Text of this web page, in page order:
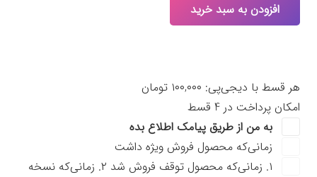
پذیرشافزودن به سبد خرید
هر قسط با دیجی‌پی: ۱۰۰,۰۰۰ تومان
امکان پرداخت در 4 قسط
به من از طریق پیامک اطلاع بده
زمانی‌که محصول فروش ویژه داشت
۱. زمانی‌که محصول توقف فروش شد ۲. زمانی‌که نسخه